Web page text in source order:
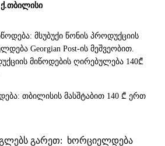
მსუბუქი წონის პროდუქციის
Georgian Post-ის მეშვეობით.
მიწოდების ღირებულება 140₾
თბილისის მასშტაბით 140 ₾ ერთ
გარეთ: ხორციელდება